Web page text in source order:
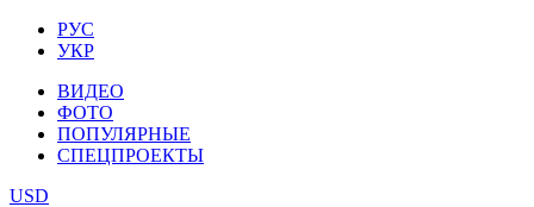
РУС
УКР
ВИДЕО
ФОТО
ПОПУЛЯРНЫЕ
СПЕЦПРОЕКТЫ
USD